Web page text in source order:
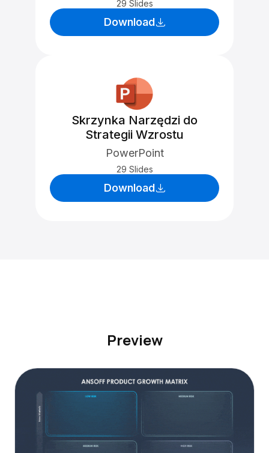
29 Slides
Download
Skrzynka Narzędzi do
Strategii Wzrostu
PowerPoint
29 Slides
Download
Preview